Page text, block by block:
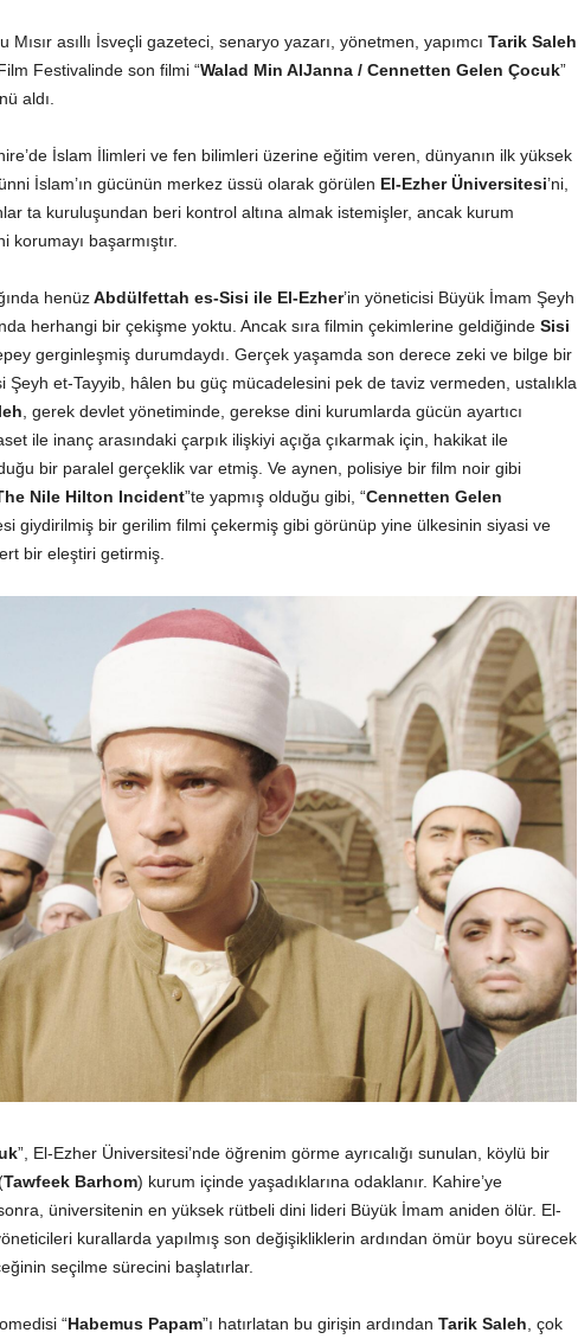
asıllı İsveçli gazeteci, senaryo yazarı, yönetmen, yapımcı Tarik Saleh
Festivalinde son filmi “Walad Min AlJanna / Cennetten Gelen Çocuk”
aldı.
İslam İlimleri ve fen bilimleri üzerine eğitim veren, dünyanın ilk yüksek
İslam’ın gücünün merkez üssü olarak görülen El-Ezher Üniversitesi’ni,
ta kuruluşundan beri kontrol altına almak istemişler, ancak kurum
başarmıştır.
henüzAbdülfettah es-Sisi ile El-Ezher’in yöneticisi Büyük İmam Şeyh
herhangi bir çekişme yoktu. Ancak sıra filmin çekimlerine geldiğinde Sisi
gerginleşmiş durumdaydı. Gerçek yaşamda son derece zeki ve bilge bir
Şeyh et-Tayyib, hâlen bu güç mücadelesini pek de taviz vermeden, ustalıkla
, gerek devlet yönetiminde, gerekse dini kurumlarda gücün ayartıcı
ile inanç arasındaki çarpık ilişkiyi açığa çıkarmak için, hakikat ile
bir paralel gerçeklik var etmiş. Ve aynen, polisiye bir film noir gibi
Nile Hilton Incident”te yapmış olduğu gibi, “Cennetten Gelen
giydirilmiş bir gerilim filmi çekermiş gibi görünüp yine ülkesinin siyasi ve
bir eleştiri getirmiş.
”, El-Ezher Üniversitesi’nde öğrenim görme ayrıcalığı sunulan, köylü bir
Tawfeek Barhom) kurum içinde yaşadıklarına odaklanır. Kahire’ye
üniversitenin en yüksek rütbeli dini lideri Büyük İmam aniden ölür. El-
kurallarda yapılmış son değişikliklerin ardından ömür boyu sürecek
seçilme sürecini başlatırlar.
“Habemus Papam”ı hatırlatan bu girişin ardından Tarik Saleh , çok